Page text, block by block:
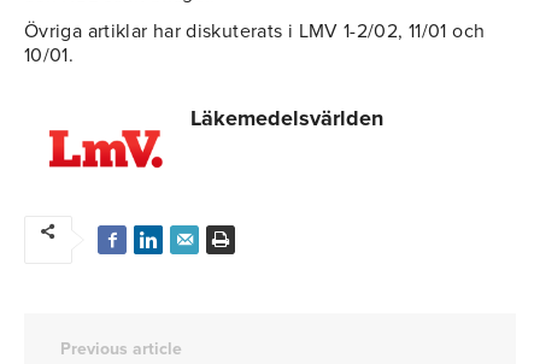
Övriga artiklar har diskuterats i LMV 1-2/02, 11/01 och
10/01.
Läkemedelsvärlden
Previous article